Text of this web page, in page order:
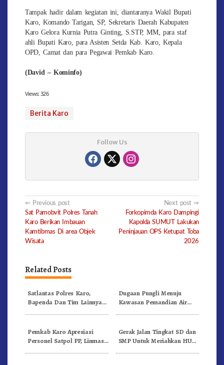
Tampak hadir dalam kegiatan ini, diantaranya Wakil Bupati
Karo, Komando Tarigan, SP, Sekretaris Daerah Kabupaten
Karo Gelora Kurnia Putra Ginting, S.STP, MM, para staf
ahli Bupati Karo, para Asisten Setda Kab. Karo, Kepala
OPD, Camat dan para Pegawai Pemkab Karo.
(David – Kominfo)
Views: 326
Berita Karo
Follow Us
Post
navigation
Previous post
Sat Pamobvit Polres Tanah
Karo Berikan Imbauan
Kamtibmas Di area Objek
Wisata
Next post
Forkopimda Karo Dampingi
Kapolda SUMUT Lakukan
Peninjauan OPS Ketupat Toba
2026
Related Posts
Satlantas Polres Karo,
Bapenda Dan Tim Lainnya
Dugaan Pungli Menuju
Kawasan Pemandian Air
Pemkab Karo Apresiasi
Personel Satpol PP, Linmas,
Gerak Jalan Tingkat SD dan
SMP Untuk Meriahkan HUT